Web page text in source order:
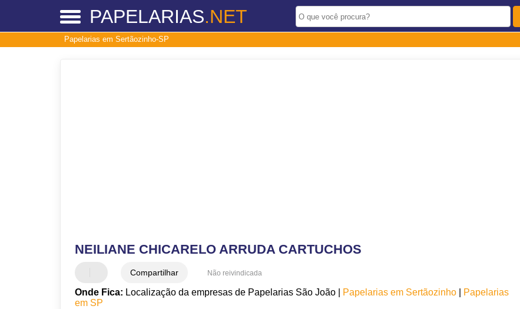
PAPELARIAS.NET
Papelarias em Sertãozinho-SP
NEILIANE CHICARELO ARRUDA CARTUCHOS
Compartilhar Não reivindicada
Onde Fica: Localização da empresas de Papelarias São João | Papelarias em Sertãozinho
Papelarias
em SP